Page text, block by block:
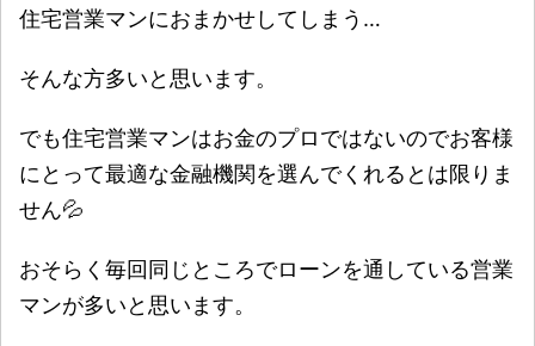
住宅営業マンにおまかせしてしまう…
そんな方多いと思います。
でも住宅営業マンはお金のプロではないのでお客様
にとって最適な金融機関を選んでくれるとは限りま
せん💦
おそらく毎回同じところでローンを通している営業
マンが多いと思います。